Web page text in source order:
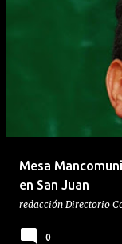
Mesa
en San Juan
redacción Directorio
0